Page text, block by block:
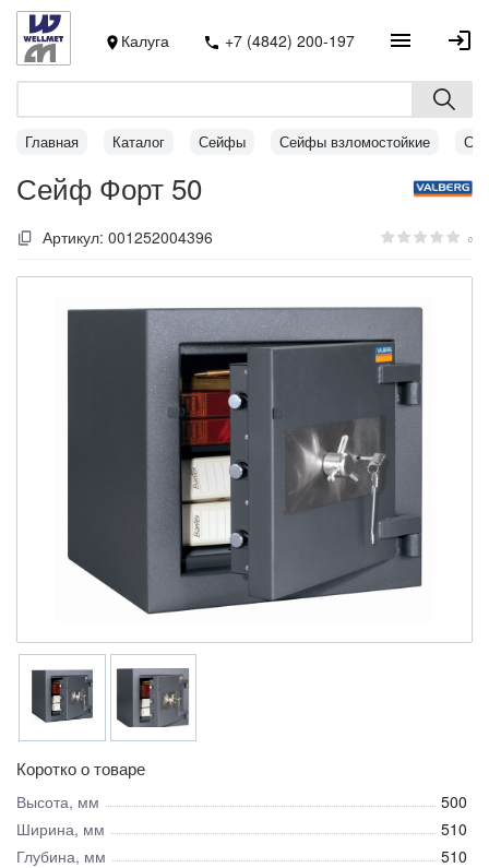
Калуга +7 (4842) 200-197
Главная Каталог Сейфы Сейфы взломостойкие
Сейф Форт 50
Артикул: 001252004396 0
Коротко о товаре
Высота, мм
500
Ширина, мм
510
Глубина, мм
510